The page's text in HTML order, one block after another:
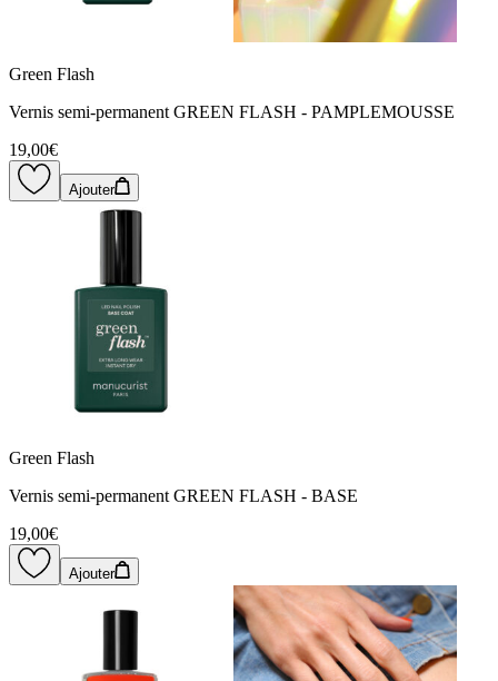
Green Flash
Vernis semi-permanent GREEN FLASH - PAMPLEMOUSSE
19,00€
Ajouter
Green Flash
Vernis semi-permanent GREEN FLASH - BASE
19,00€
Ajouter